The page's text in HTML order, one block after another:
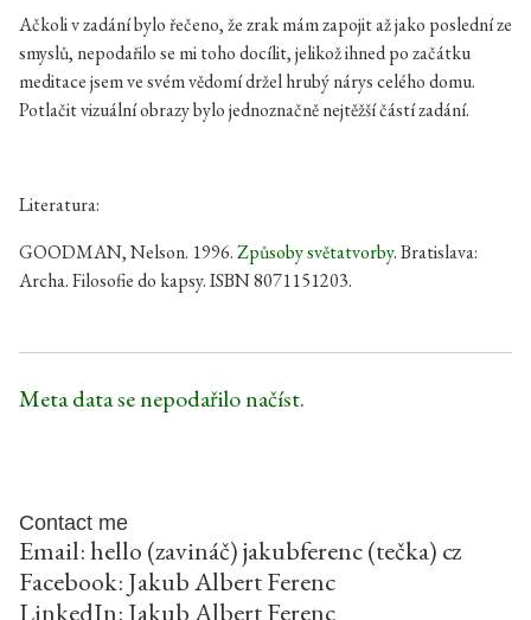
Ačkoli v zadání bylo řečeno, že zrak mám zapojit až jako poslední ze
smyslů, nepodařilo se mi toho docílit, jelikož ihned po začátku
meditace jsem ve svém vědomí držel hrubý nárys celého domu.
Potlačit vizuální obrazy bylo jednoznačně nejtěžší částí zadání.
Literatura:
GOODMAN, Nelson. 1996.Způsoby světatvorby. Bratislava:
Archa. Filosofie do kapsy. ISBN 8071151203.
Meta data se nepodařilo načíst.
Contact me
Email: hello (zavináč) jakubferenc (tečka) cz
Facebook: Jakub Albert Ferenc
LinkedIn: Jakub Albert Ferenc